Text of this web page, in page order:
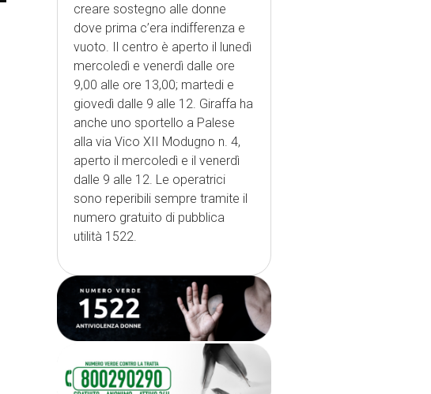
creare sostegno alle donne
dove prima c’era indifferenza e
vuoto. Il centro è aperto il lunedì
mercoledì e venerdì dalle ore
9,00 alle ore 13,00; martedi e
giovedì dalle 9 alle 12. Giraffa ha
anche uno sportello a Palese
alla via Vico XII Modugno n. 4,
aperto il mercoledì e il venerdì
dalle 9 alle 12. Le operatrici
sono reperibili sempre tramite il
numero gratuito di pubblica
utilità 1522.